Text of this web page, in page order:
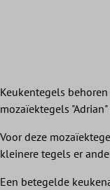
Keukentegels
mozaïektegels
Voor deze
kleinere tegels er
Een betegelde